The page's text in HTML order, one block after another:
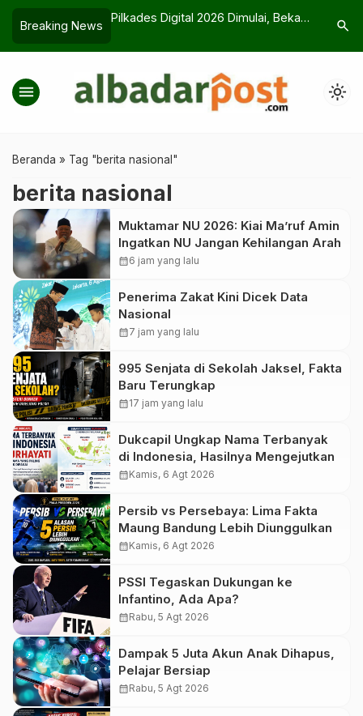
Breaking News
Babak Belur
Pilkades Digital 2026 Dimulai, Bekasi
Strategi
search
menu light_mode
Beranda » Tag "berita nasional"
berita nasional
Muktamar NU 2026: Kiai Ma’ruf Amin
Ingatkan NU Jangan Kehilangan Arah
calendar_month6 jam yang lalu
Penerima Zakat Kini Dicek Data
Nasional
calendar_month7 jam yang lalu
995 Senjata di Sekolah Jaksel, Fakta
Baru Terungkap
calendar_month17 jam yang lalu
Dukcapil Ungkap Nama Terbanyak
di Indonesia, Hasilnya Mengejutkan
calendar_monthKamis, 6 Agt 2026
Persib vs Persebaya: Lima Fakta
Maung Bandung Lebih Diunggulkan
calendar_monthKamis, 6 Agt 2026
PSSI Tegaskan Dukungan ke
Infantino, Ada Apa?
calendar_monthRabu, 5 Agt 2026
Dampak 5 Juta Akun Anak Dihapus,
Pelajar Bersiap
calendar_monthRabu, 5 Agt 2026